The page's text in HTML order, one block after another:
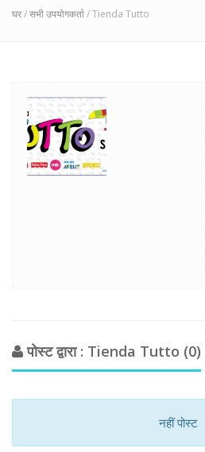
घर/सभी उपयोगकर्ता/ Tienda Tutto
पोस्ट द्वारा : Tienda Tutto (0)
नहीं पोस्ट